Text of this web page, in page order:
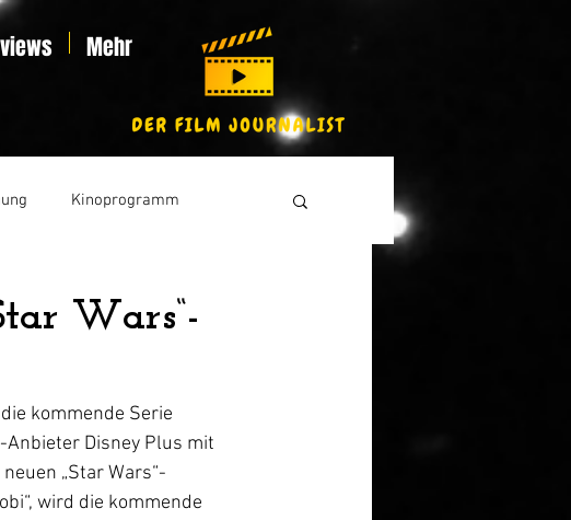
Mehr
Kinoprogramm
Wars“-
kommende Serie
Anbieter Disney Plus mit
„Star Wars“-
wird die kommende